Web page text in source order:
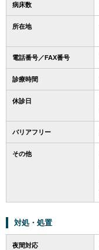
病床数
所在地
電話番号／FAX番号
診療時間
休診日
バリアフリー
その他
対処・処置
夜間対応